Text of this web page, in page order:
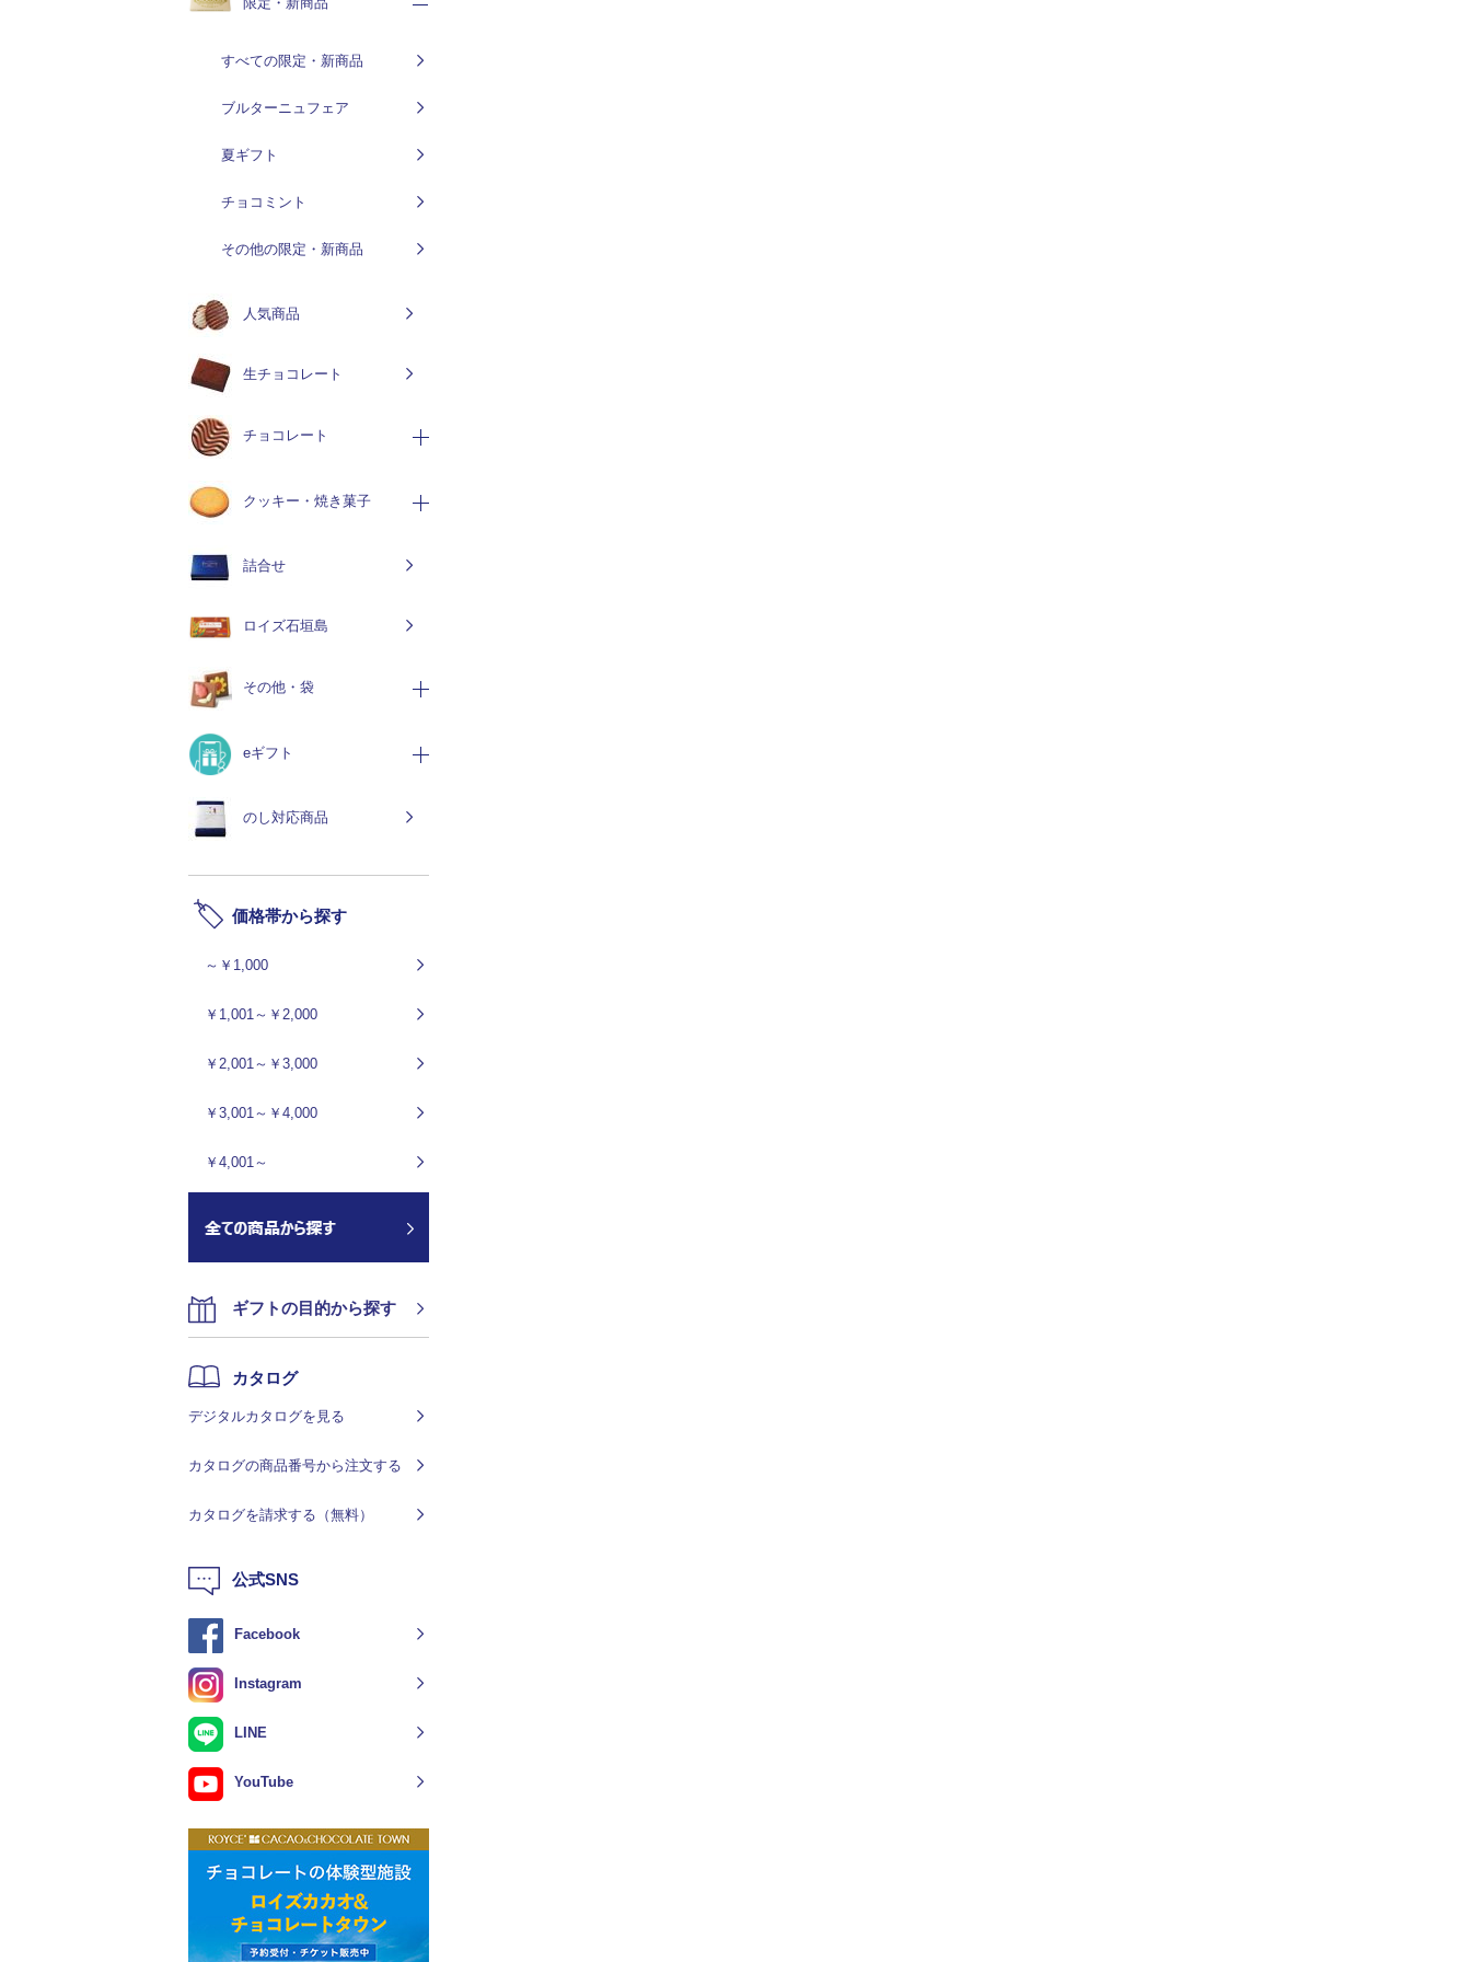
すべての限定・新商品
ブルターニュフェア
夏ギフト
チョコミント
その他の限定・新商品
人気商品
生チョコレート
チョコレート
クッキー・焼き菓子
詰合せ
ロイズ石垣島
その他・袋
eギフト
のし対応商品
価格帯から探す
～￥1,000
￥1,001～￥2,000
￥2,001～￥3,000
￥3,001～￥4,000
￥4,001～
ギフトの目的から探す
カタログ
デジタルカタログを見る
カタログの商品番号から注文する
カタログを請求する（無料）
公式SNS
Facebook
Instagram
LINE
YouTube